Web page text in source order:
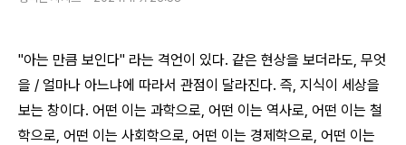
"아는 만큼 보인다" 라는 격언이 있다. 같은 현상을 보더라도, 무엇
을 / 얼마나 아느냐에 따라서 관점이 달라진다. 즉, 지식이 세상을
보는 창이다. 어떤 이는 과학으로, 어떤 이는 역사로, 어떤 이는 철
학으로, 어떤 이는 사회학으로, 어떤 이는 경제학으로, 어떤 이는